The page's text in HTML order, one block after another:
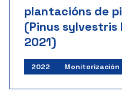
plantacións de
(Pinus sylvestris
2021)
Investigador principal:
Fondo Nacional de
Inicio: 01/2022 | Fin: 06/
2022 Monitorización